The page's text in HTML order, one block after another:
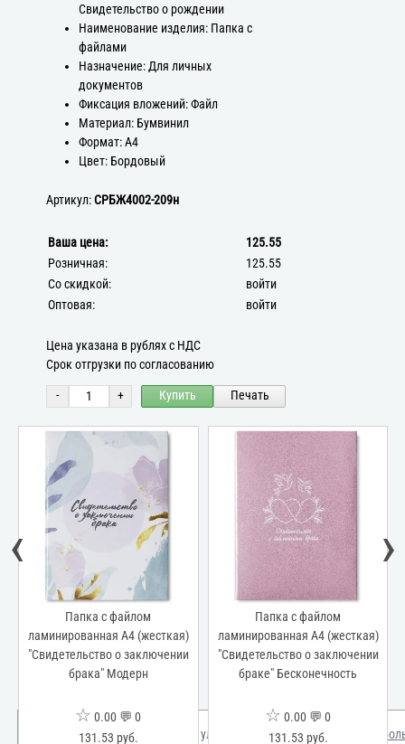
Свидетельство о рождении
Наименование изделия: Папка с
файлами
Назначение: Для личных
документов
Фиксация вложений: Файл
Материал: Бумвинил
Формат: А4
Цвет: Бордовый
Артикул:СРБЖ4002-209н
Ваша цена:
125.55
Розничная:
125.55
Со скидкой:
войти
Оптовая:
войти
Цена указана в рублях с НДС
Срок отгрузки по согласованию
- + Купить Печать
Папка с файлом
ламинированная А4 (жесткая)
"Свидетельство о заключении
брака" Модерн
☆ 0.00 💬 0
131.53 руб.
Папка с файлом
ламинированная А4 (жесткая)
"Свидетельство о заключении
браке" Бесконечность
☆ 0.00 💬 0
131.53 руб.
‹ ›
Мы используем куки для улучшения вашего опыта. Узнать